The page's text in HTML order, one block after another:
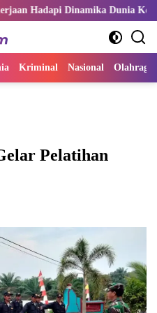
Dinamika Dunia Kerja
Kriminal Nasional Olahraga
Pelatihan